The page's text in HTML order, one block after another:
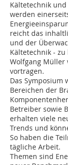
Kältetechnik
werden
reicht das
und der
Kältetechnik -
Wolfgang
vortragen.
Das Symposium
Bereichen der
Betreiber sowie
erhalten viele
Trends und
So haben die
tägliche Arbeit.
Themen sind